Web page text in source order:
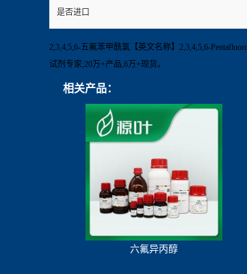
是否进口
2,3,4,5,6-五氟苯甲酰氯【英文名称】2,3,4,5,6-
试剂专家;20万+产品,6万+现货。
相关产品：
六氟异丙醇